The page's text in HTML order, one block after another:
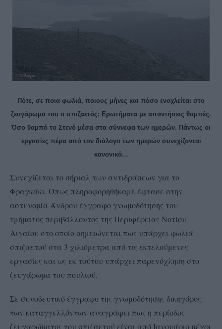
Πότε, σε ποια φωλιά, ποιους μήνες και πόσο ενοχλείται στο
ζευγάρωμα του ο σπιζαετός; Ερωτήματα με απαντήσεις θαμπές.
Όσο θαμπό το Στενό μέσα στα σύννεφα των ημερών. Πάντως οι
εργασίες πέρα από τον διάλογο των ημερών συνεχίζονται
κανονικά…
Συνεχίζεται το σήριαλ των αντιδράσεων για το
Φραγκάκι. Όπως πληροφορηθήκαμε έφτασε στην
αστυνομία Άνδρου έγγραφο γνωμοδότησης του
τμήματος περιβάλλοντος της Περιφέρειας Νοτίου
Αιγαίου στο οποίο σημειώνεται πως υπάρχει φωλιά
σπιζαετού στα 3 χιλιόμετρα από τις εκτελούμενες
εργασίες και ως εκ τούτου υπάρχει παρενόχληση στο
ζευγάρωμα του πουλιού.
Σε συνοδευτικό έγγραφο της γνωμοδότησης δικηγόρος
των καταγγελλόντων αναγράφει πως η περίοδος
ζευγαρώματος του σπιζαετού είναι από Ιανουάριο μέχρι